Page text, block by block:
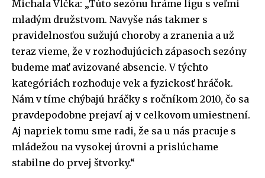
Heslo
R
e
e
m
b
e
r
Zapamätať si ma
PRIHLÁSIŤ SA
Heslo
m
H
e
s
l
o
-
R
e
e
m
b
e
r
Zapamätať si ma
PRIHLÁSIŤ SA
Michala Vlčka: „Túto sezónu hráme ligu s veľmi
mladým družstvom. Navyše nás takmer s
pravidelnosťou sužujú choroby a zranenia a už
teraz vieme, že v rozhodujúcich zápasoch sezóny
budeme mať avizované absencie. V týchto
kategóriách rozhoduje vek a fyzickosť hráčok.
Nám v tíme chýbajú hráčky s ročníkom 2010, čo sa
pravdepodobne prejaví aj v celkovom umiestnení.
Aj napriek tomu sme radi, že sa u nás pracuje s
mládežou na vysokej úrovni a prislúchame
stabilne do prvej štvorky.“